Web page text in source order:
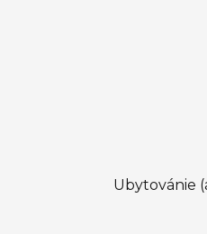
Ubytovánie